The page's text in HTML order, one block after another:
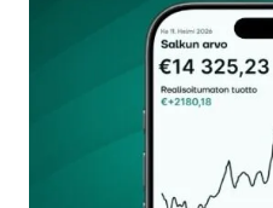
Kommentti*
Nimesi tai nimimerkkisi